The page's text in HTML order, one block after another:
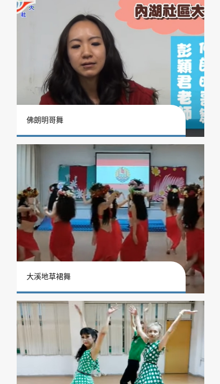
佛朗明哥舞
大溪地草裙舞